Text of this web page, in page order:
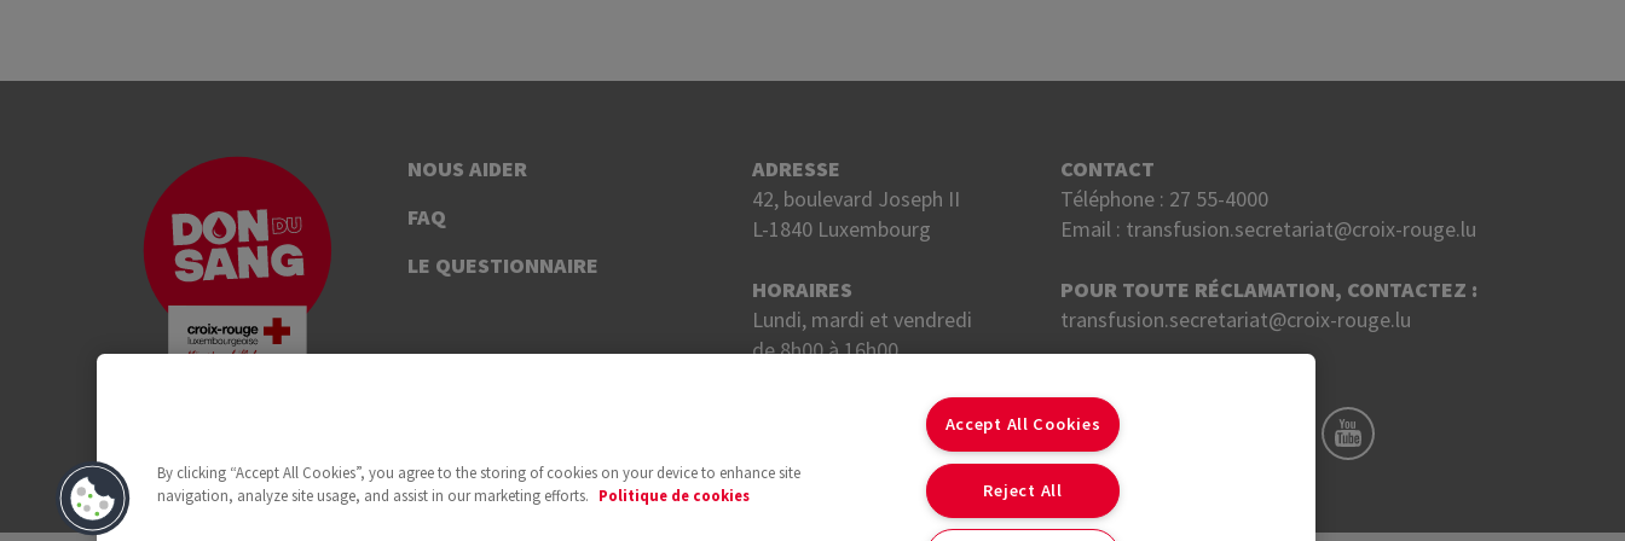
NOUS AIDER
FAQ
LE QUESTIONNAIRE
ADRESSE
42, boulevard Joseph II
L-1840 Luxembourg
HORAIRES
Lundi, mardi et vendredi
de 8h00 à 16h00.
CONTACT
Téléphone : 27 55-4000
Email : transfusion.secretariat@croix-rouge.lu
POUR TOUTE RÉCLAMATION, CONTACTEZ :
transfusion.secretariat@croix-rouge.lu
By clicking “Accept All Cookies”, you agree to the storing of cookies on your device to enhance site
navigation, analyze site usage, and assist in our marketing efforts.
Politique de cookies
Accept All Cookies
Reject All